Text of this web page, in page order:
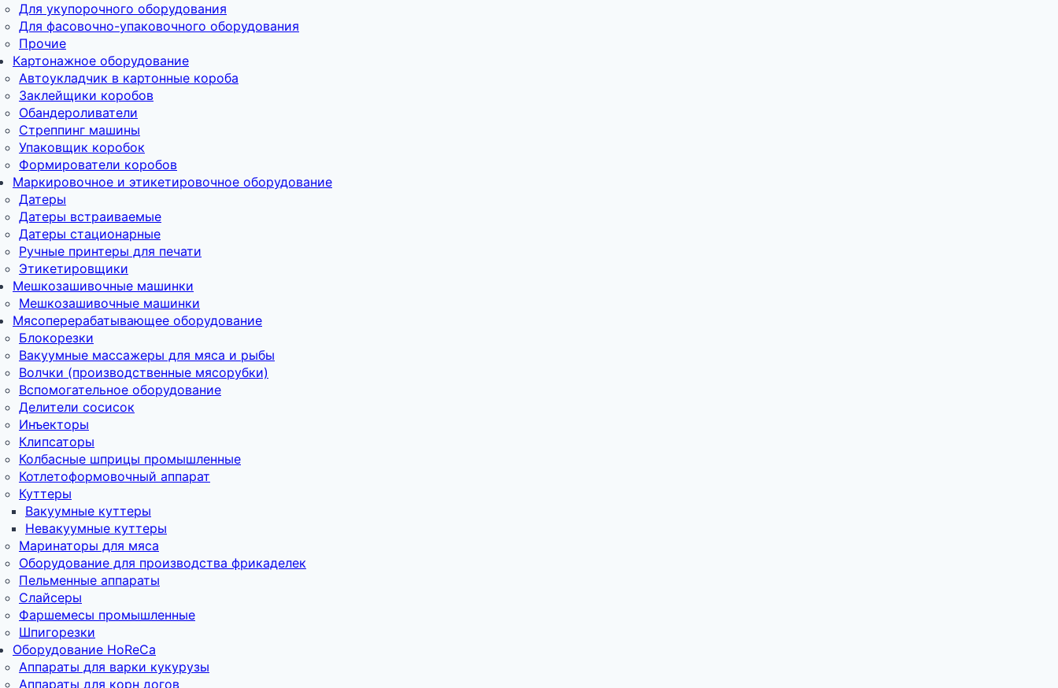
Для укупорочного оборудования
Для фасовочно-упаковочного оборудования
Прочие
Картонажное оборудование
Автоукладчик в картонные короба
Заклейщики коробов
Обандероливатели
Стреппинг машины
Упаковщик коробок
Формирователи коробов
Маркировочное и этикетировочное оборудование
Датеры
Датеры встраиваемые
Датеры стационарные
Ручные принтеры для печати
Этикетировщики
Мешкозашивочные машинки
Мешкозашивочные машинки
Мясоперерабатывающее оборудование
Блокорезки
Вакуумные массажеры для мяса и рыбы
Волчки (производственные мясорубки)
Вспомогательное оборудование
Делители сосисок
Инъекторы
Клипсаторы
Колбасные шприцы промышленные
Котлетоформовочный аппарат
Куттеры
Вакуумные куттеры
Невакуумные куттеры
Маринаторы для мяса
Оборудование для производства фрикаделек
Пельменные аппараты
Слайсеры
Фаршемесы промышленные
Шпигорезки
Оборудование HoReCa
Аппараты для варки кукурузы
Аппараты для корн догов